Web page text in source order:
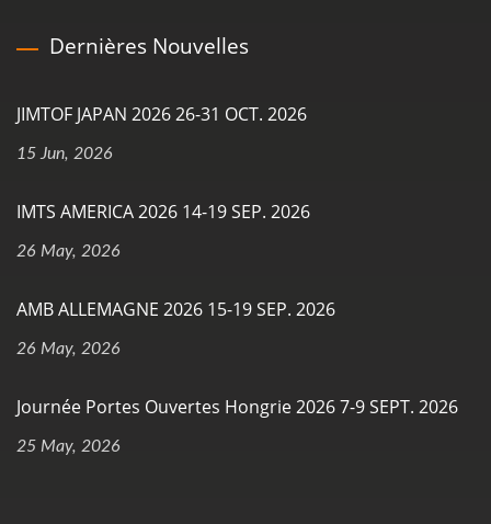
Dernières Nouvelles
JIMTOF JAPAN 2026 26-31 OCT. 2026
15 Jun, 2026
IMTS AMERICA 2026 14-19 SEP. 2026
26 May, 2026
AMB ALLEMAGNE 2026 15-19 SEP. 2026
26 May, 2026
Journée Portes Ouvertes Hongrie 2026 7-9 SEPT. 2026
25 May, 2026